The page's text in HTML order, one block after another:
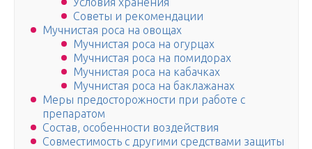
Советы и рекомендации
Мучнистая роса на овощах
Мучнистая роса на огурцах
Мучнистая роса на помидорах
Мучнистая роса на кабачках
Мучнистая роса на баклажанах
Меры предосторожности при работе с
препаратом
Состав, особенности воздействия
Совместимость с другими средствами защиты